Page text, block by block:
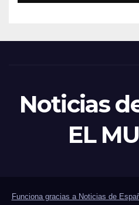
Noticias
EL
Funciona gracias a Noticias de